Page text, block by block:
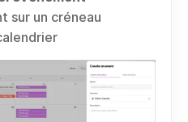
sur un créneau